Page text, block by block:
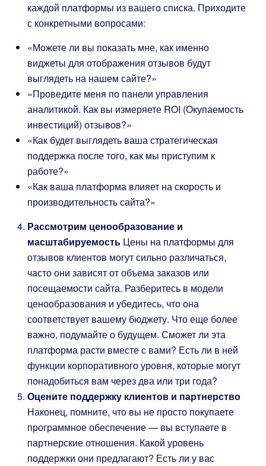
каждой платформы из вашего списка. Приходите
с конкретными вопросами:
«Можете ли вы показать мне, как именно
виджеты для отображения отзывов будут
выглядеть на нашем сайте?»
«Проведите меня по панели управления
аналитикой. Как вы измеряете ROI (Окупаемость
инвестиций) отзывов?»
«Как будет выглядеть ваша стратегическая
поддержка после того, как мы приступим к
работе?»
«Как ваша платформа влияет на скорость и
производительность сайта?»
Рассмотрим ценообразование и
масштабируемость Цены на платформы для
отзывов клиентов могут сильно различаться,
часто они зависят от объема заказов или
посещаемости сайта. Разберитесь в модели
ценообразования и убедитесь, что она
соответствует вашему бюджету. Что еще более
важно, подумайте о будущем. Сможет ли эта
платформа расти вместе с вами? Есть ли в ней
функции корпоративного уровня, которые могут
понадобиться вам через два или три года?
Оцените поддержку клиентов и партнерство
Наконец, помните, что вы не просто покупаете
программное обеспечение — вы вступаете в
партнерские отношения. Какой уровень
поддержки они предлагают? Есть ли у вас